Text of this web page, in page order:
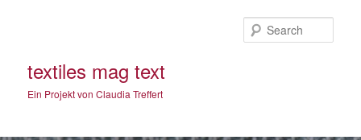
textiles mag text
Ein Projekt von Claudia Treffert